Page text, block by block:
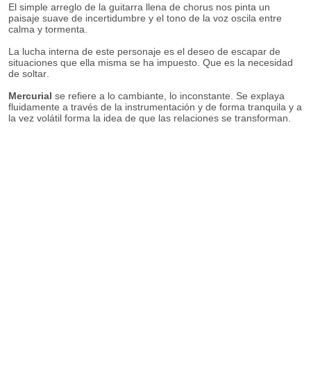
El simple arreglo de la guitarra llena de chorus nos pinta un
paisaje suave de incertidumbre y el tono de la voz oscila entre
calma y tormenta.
La lucha interna de este personaje es el deseo de escapar de
situaciones que ella misma se ha impuesto. Que es la necesidad
de soltar.
Mercurial se refiere a lo cambiante, lo inconstante. Se explaya
fluidamente a través de la instrumentación y de forma tranquila y a
la vez volátil forma la idea de que las relaciones se transforman.